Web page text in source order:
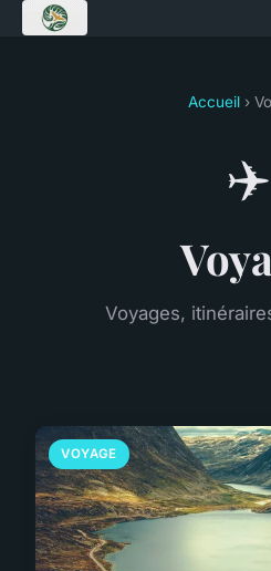
Accueil ›
✈️
Voyages,
VOYAGE